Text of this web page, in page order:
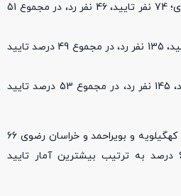
29- استان چهار محال و بختیاری؛ 74 نفر تایید، 46 نفر رد، در مجموع 51
30- استان گلستان؛ 149 نفر تایید، 135 نفر رد، در مجموع 49 درصد تایید
31- استان گیلان؛ 196 نفر تایید،‌ 145 نفر رد، در مجموع 53 درصد تایید
استان های همدان با 69 درصد، کهگیلویه و بویراحمد و خراسان رضوی 66
درصد و خراسان شمالی با 64 درصد به ترتیب بیشترین آمار تایید